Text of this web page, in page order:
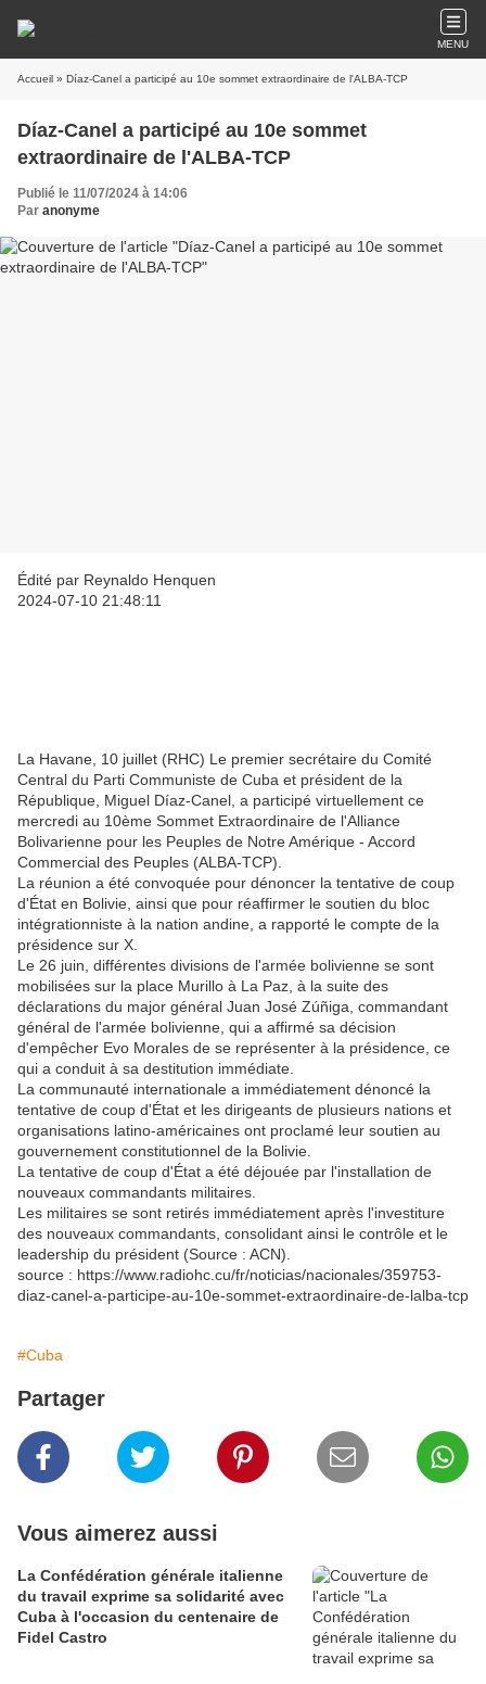
MENU
Accueil » Díaz-Canel a participé au 10e sommet extraordinaire de l'ALBA-TCP
Díaz-Canel a participé au 10e sommet
extraordinaire de l'ALBA-TCP
Publié le 11/07/2024 à 14:06
Par anonyme
Édité par Reynaldo Henquen
2024-07-10 21:48:11
La Havane, 10 juillet (RHC) Le premier secrétaire du Comité
Central du Parti Communiste de Cuba et président de la
République, Miguel Díaz-Canel, a participé virtuellement ce
mercredi au 10ème Sommet Extraordinaire de l'Alliance
Bolivarienne pour les Peuples de Notre Amérique - Accord
Commercial des Peuples (ALBA-TCP).
La réunion a été convoquée pour dénoncer la tentative de coup
d'État en Bolivie, ainsi que pour réaffirmer le soutien du bloc
intégrationniste à la nation andine, a rapporté le compte de la
présidence sur X.
Le 26 juin, différentes divisions de l'armée bolivienne se sont
mobilisées sur la place Murillo à La Paz, à la suite des
déclarations du major général Juan José Zúñiga, commandant
général de l'armée bolivienne, qui a affirmé sa décision
d'empêcher Evo Morales de se représenter à la présidence, ce
qui a conduit à sa destitution immédiate.
La communauté internationale a immédiatement dénoncé la
tentative de coup d'État et les dirigeants de plusieurs nations et
organisations latino-américaines ont proclamé leur soutien au
gouvernement constitutionnel de la Bolivie.
La tentative de coup d'État a été déjouée par l'installation de
nouveaux commandants militaires.
Les militaires se sont retirés immédiatement après l'investiture
des nouveaux commandants, consolidant ainsi le contrôle et le
leadership du président (Source : ACN).
source : https://www.radiohc.cu/fr/noticias/nacionales/359753-
diaz-canel-a-participe-au-10e-sommet-extraordinaire-de-lalba-tcp
#Cuba
Partager
Vous aimerez aussi
La Confédération générale italienne
du travail exprime sa solidarité avec
Cuba à l'occasion du centenaire de
Fidel Castro